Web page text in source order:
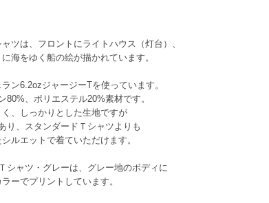
ツは、フロントにライトハウス（灯台）、
海をゆく船の絵が描かれています。
ン6.2ozジャージーTを使っています。
80%、ポリエステル20%素材です。
、しっかりとした生地ですが
り、スタンダードＴシャツよりも
ルエットで着ていただけます。
シャツ・グレーは、グレー地のボディに
ーでプリントしています。